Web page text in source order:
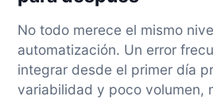
No todo merece el mismo
automatización. Un error
integrar desde el primer día
variabilidad y poco volumen,